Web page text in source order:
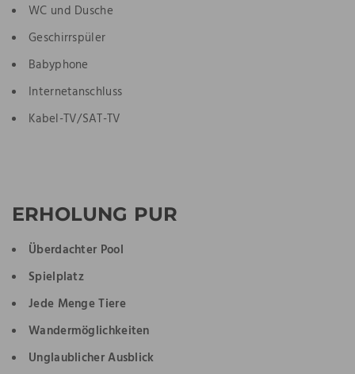
WC und Dusche
Geschirrspüler
Babyphone
Internetanschluss
Kabel-TV/SAT-TV
ERHOLUNG PUR
Überdachter Pool
Spielplatz
Jede Menge Tiere
Wandermöglichkeiten
Unglaublicher Ausblick